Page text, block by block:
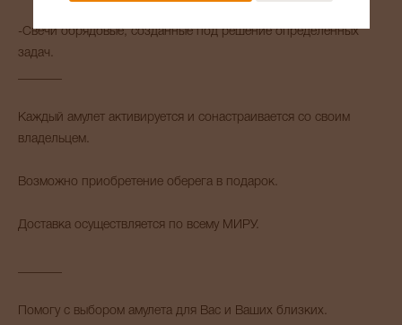
-Свечи обрядовые, созданные под решение определенных
задач.
Каждый амулет активируется и сонастраивается со своим
владельцем.
Возможно приобретение оберега в подарок.
Доставка осуществляется по всему МИРУ.
Помогу с выбором амулета для Вас и Ваших близких.